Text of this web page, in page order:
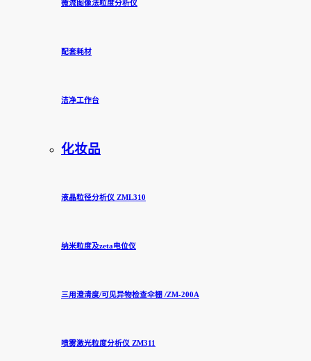
微流图像法粒度分析仪
配套耗材
洁净工作台
化妆品
液晶粒径分析仪 ZML310
纳米粒度及zeta电位仪
三用澄清度/可见异物检查伞棚 /ZM-200A
喷雾激光粒度分析仪 ZM311